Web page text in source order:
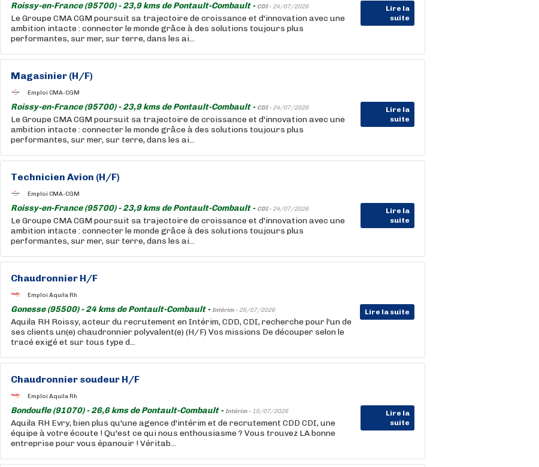
Roissy-en-France (95700) - 23,9 kms de Pontault-Combault - CDI - 24/07/2026
Lire la
suite
Le Groupe CMA CGM poursuit sa trajectoire de croissance et d'innovation avec une
ambition intacte : connecter le monde grâce à des solutions toujours plus
performantes, sur mer, sur terre, dans les ai...
Magasinier (H/F)
Emploi CMA-CGM
Roissy-en-France (95700) - 23,9 kms de Pontault-Combault - CDI - 24/07/2026
Lire la
suite
Le Groupe CMA CGM poursuit sa trajectoire de croissance et d'innovation avec une
ambition intacte : connecter le monde grâce à des solutions toujours plus
performantes, sur mer, sur terre, dans les ai...
Technicien Avion (H/F)
Emploi CMA-CGM
Roissy-en-France (95700) - 23,9 kms de Pontault-Combault - CDI - 24/07/2026
Lire la
suite
Le Groupe CMA CGM poursuit sa trajectoire de croissance et d'innovation avec une
ambition intacte : connecter le monde grâce à des solutions toujours plus
performantes, sur mer, sur terre, dans les ai...
Chaudronnier H/F
Emploi Aquila Rh
Gonesse (95500) - 24 kms de Pontault-Combault -Intérim - 25/07/2026 Lire la suite
Aquila RH Roissy, acteur du recrutement en Intérim, CDD, CDI, recherche pour l'un de
ses clients un(e) chaudronnier polyvalent(e) (H/F) Vos missions De découper selon le
tracé exigé et sur tous type d...
Chaudronnier soudeur H/F
Emploi Aquila Rh
Bondoufle (91070) - 26,6 kms de Pontault-Combault -Intérim - 10/07/2026
Lire la
suite
Aquila RH Evry, bien plus qu'une agence d'intérim et de recrutement CDD CDI, une
équipe à votre écoute ! Qu'est ce qui nous enthousiasme ? Vous trouvez LA bonne
entreprise pour vous épanouir ! Véritab...